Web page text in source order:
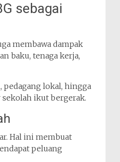
sebagai
membawa dampak
baku, tenaga kerja,
pedagang lokal, hingga
ikut bergerak.
Hal ini membuat
peluang